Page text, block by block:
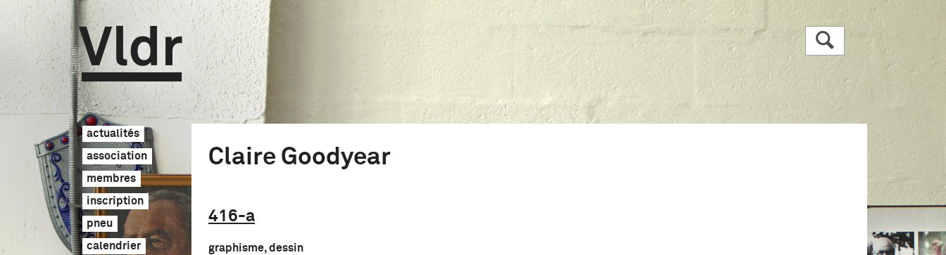
Vldr
actualités
association
membres
inscription
pneu
calendrier
R
Claire Goodyear
416-a
graphisme, dessin